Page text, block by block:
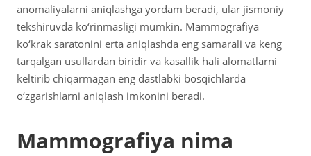
anomaliyalarni aniqlashga yordam beradi, ular jismoniy
tekshiruvda ko‘rinmasligi mumkin. Mammografiya
ko‘krak saratonini erta aniqlashda eng samarali va keng
tarqalgan usullardan biridir va kasallik hali alomatlarni
keltirib chiqarmagan eng dastlabki bosqichlarda
o‘zgarishlarni aniqlash imkonini beradi.
Mammografiya nima